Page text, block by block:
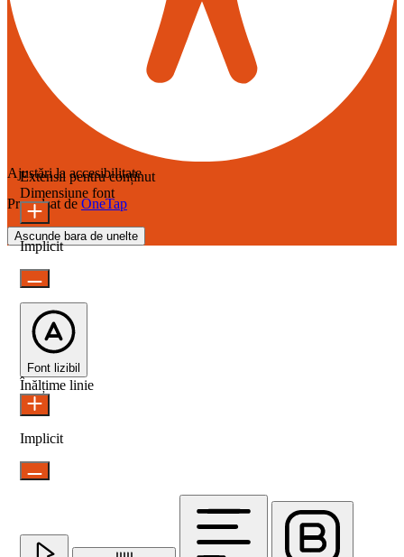
Ajustări la accesibilitate
Propulsat de OneTap
Ascunde bara de unelte
Extensii pentru conținut
Dimensiune font
Implicit
Font lizibil
Înălțime linie
Implicit